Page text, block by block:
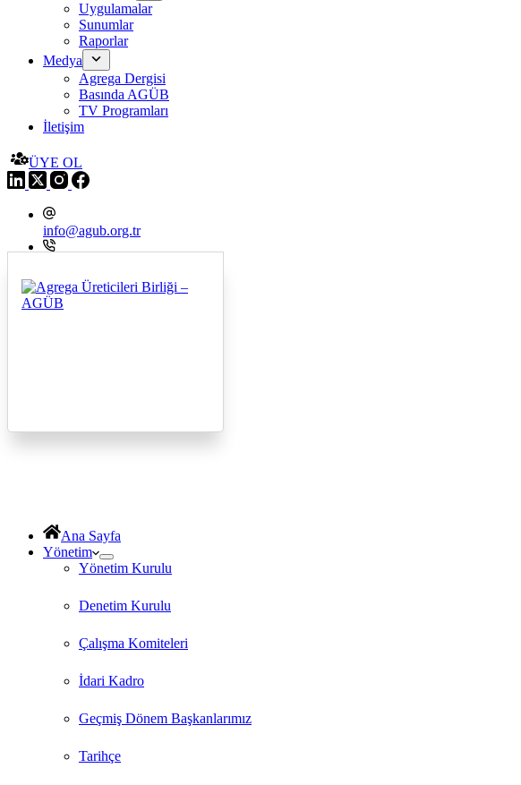
Uygulamalar
Sunumlar
Raporlar
Medya
Agrega Dergisi
Basında AGÜB
TV Programları
İletişim
ÜYE OL
info@agub.org.tr
Ana Sayfa
Yönetim
Yönetim Kurulu
Denetim Kurulu
Çalışma Komiteleri
İdari Kadro
Geçmiş Dönem Başkanlarımız
Tarihçe